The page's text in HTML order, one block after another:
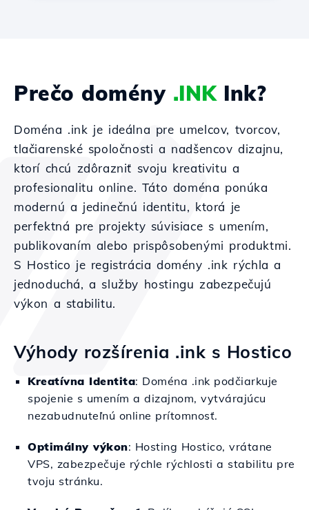
Prečo domény .INKInk?
Doména .ink je ideálna pre umelcov, tvorcov,
tlačiarenské spoločnosti a nadšencov dizajnu,
ktorí chcú zdôrazniť svoju kreativitu a
profesionalitu online. Táto doména ponúka
modernú a jedinečnú identitu, ktorá je
perfektná pre projekty súvisiace s umením,
publikovaním alebo prispôsobenými produktmi.
S Hostico je registrácia domény .ink rýchla a
jednoduchá, a služby hostingu zabezpečujú
výkon a stabilitu.
Výhody rozšírenia .ink s Hostico
Kreatívna Identita: Doména .ink podčiarkuje
spojenie s umením a dizajnom, vytvárajúcu
nezabudnuteľnú online prítomnosť.
Optimálny výkon: Hosting Hostico, vrátane
VPS, zabezpečuje rýchle rýchlosti a stabilitu pre
tvoju stránku.